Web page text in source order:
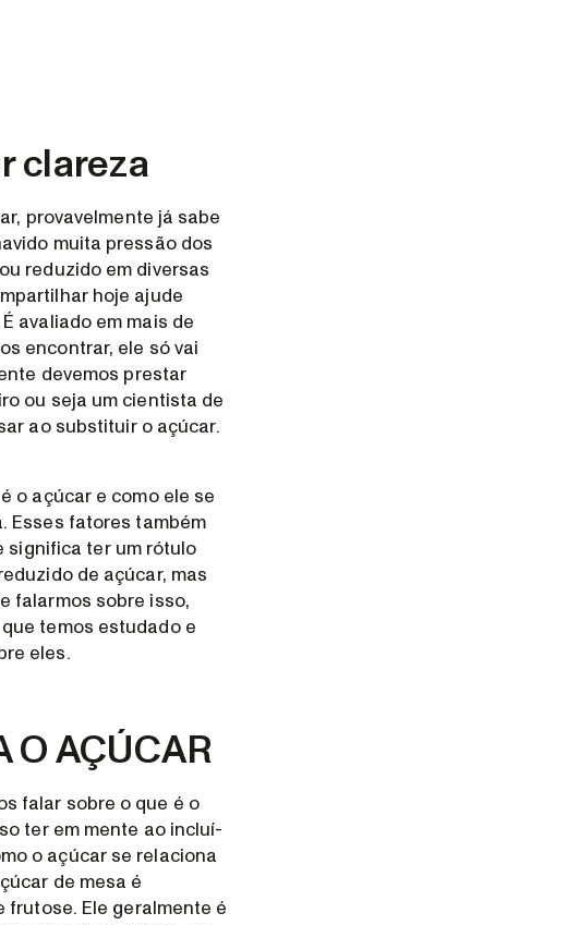
clareza
provavelmente já sabe
muita pressão dos
reduzido em diversas
hoje ajude
avaliado em mais de
encontrar, ele só vai
devemos prestar
ou seja um cientista de
ao substituir o açúcar.
o açúcar e como ele se
Esses fatores também
significa ter um rótulo
de açúcar, mas
falarmos sobre isso,
temos estudado e
eles.
O AÇÚCAR
falar sobre o que é o
ter em mente ao incluí-
o açúcar se relaciona
de mesa é
frutose. Ele geralmente é